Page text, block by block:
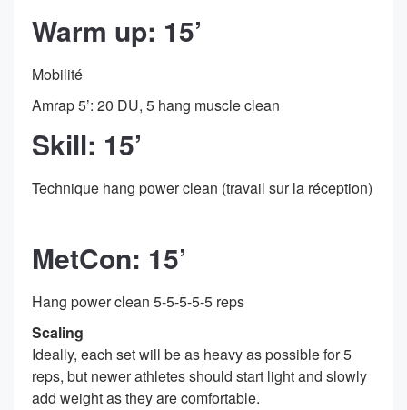
Warm up: 15’
Mobilité
Amrap 5’: 20 DU, 5 hang muscle clean
Skill: 15’
Technique hang power clean (travail sur la réception)
MetCon: 15’
Hang power clean 5-5-5-5-5 reps
Scaling
Ideally, each set will be as heavy as possible for 5
reps, but newer athletes should start light and slowly
add weight as they are comfortable.